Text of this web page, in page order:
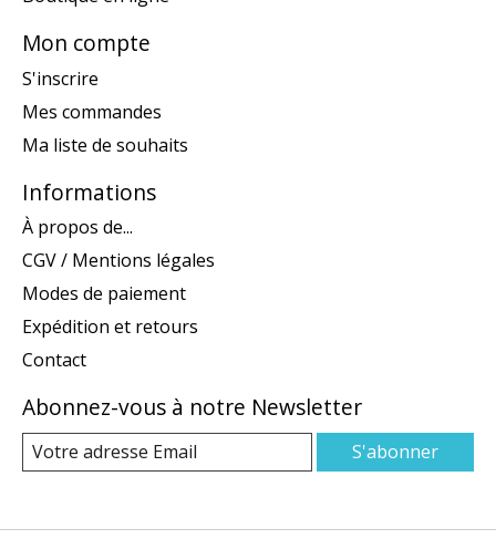
Mon compte
S'inscrire
Mes commandes
Ma liste de souhaits
Informations
À propos de...
CGV / Mentions légales
Modes de paiement
Expédition et retours
Contact
Abonnez-vous à notre Newsletter
S'abonner